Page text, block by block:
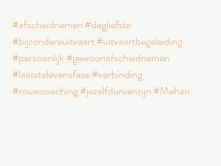
#afscheidnemen#dagliefste
#bijzondereuitvaart#uitvaartbegeleiding
#persoonlijk#gewoonafscheidnemen
#laatstelevensfase#verbinding
#rouwcoaching#jezelfdurvenzijn#Mehari